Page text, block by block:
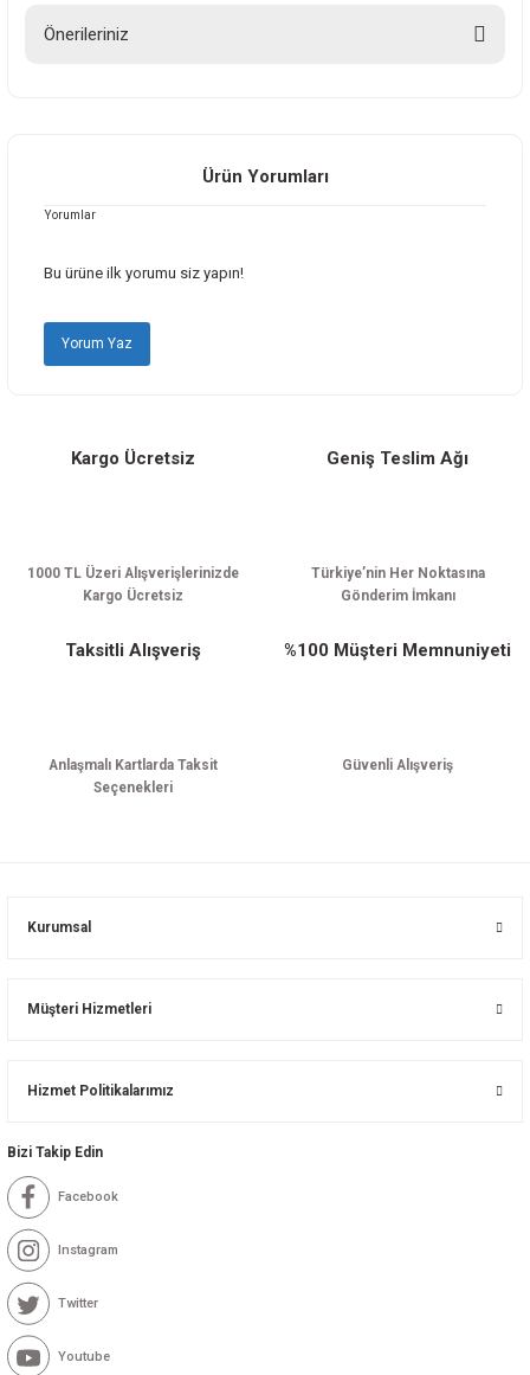
Önerileriniz
Ürün resmi kalitesiz, bozuk veya görüntülenemiyor.
Ürün bilgilerinde hatalar bulunuyor.
Bu ürüne benzer farklı alternatifler olmalı.
Ürün Yorumları
Yorumlar
Bu ürüne ilk yorumu siz yapın!
Yorum Yaz
Kargo Ücretsiz
1000 TL Üzeri Alışverişlerinizde
Kargo Ücretsiz
Geniş Teslim Ağı
Türkiye’nin Her Noktasına
Gönderim İmkanı
Taksitli Alışveriş
Anlaşmalı Kartlarda Taksit
Seçenekleri
%100 Müşteri Memnuniyeti
Güvenli Alışveriş
Kurumsal
Müşteri Hizmetleri
Hizmet Politikalarımız
Bizi Takip Edin
Facebook
Instagram
Twitter
Youtube